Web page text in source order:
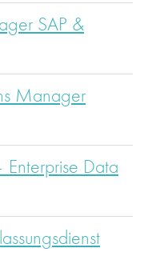
SAP &
Manager
Data